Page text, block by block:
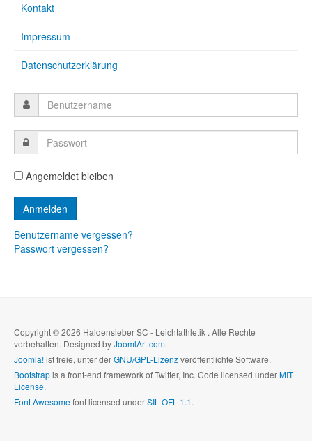
Kontakt
Impressum
Datenschutzerklärung
Angemeldet bleiben
Benutzername vergessen?
Passwort vergessen?
Copyright © 2026 Haldensleber SC - Leichtathletik . Alle Rechte
vorbehalten. Designed byJoomlArt.com.
Joomla!ist freie, unter derGNU/GPL-Lizenzveröffentlichte Software.
Bootstrapis a front-end framework of Twitter, Inc. Code licensed underMIT
License.
Font Awesomefont licensed underSIL OFL 1.1.